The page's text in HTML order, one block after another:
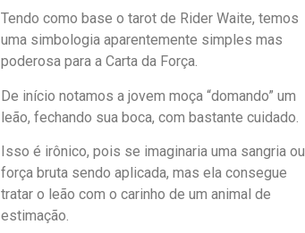
Tendo como base o tarot de Rider Waite, temos
uma simbologia aparentemente simples mas
poderosa para a Carta da Força.
De início notamos a jovem moça “domando” um
leão, fechando sua boca, com bastante cuidado.
Isso é irônico, pois se imaginaria uma sangria ou
força bruta sendo aplicada, mas ela consegue
tratar o leão com o carinho de um animal de
estimação.